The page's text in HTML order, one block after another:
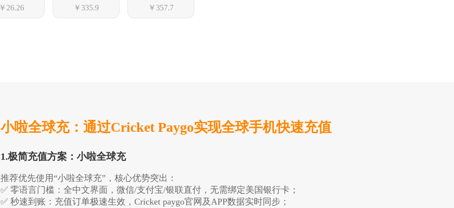
￥26.26 ￥335.9 ￥357.7
小啦全球充：通过Cricket Paygo实现全球手机快速充值
1.极简充值方案：小啦全球充
推荐优先使用“小啦全球充”，核心优势突出：
✅ ​​零语言门槛​​：全中文界面，微信/支付宝/银联直付，无需绑定美国银行卡；
✅ ​​秒速到账​​：充值订单极速生效，Cricket paygo官网及APP数据实时同步；